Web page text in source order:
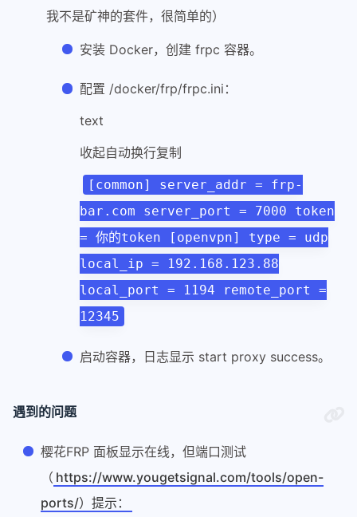
我不是矿神的套件，很简单的）
安装 Docker，创建 frpc 容器。
配置 /docker/frp/frpc.ini：
text
收起自动换行复制
[common] server_addr = frp-
bar.com server_port = 7000 token
= 你的token [openvpn] type = udp
local_ip = 192.168.123.88
local_port = 1194 remote_port =
12345
启动容器，日志显示 start proxy success。
遇到的问题
樱花FRP 面板显示在线，但端口测试
（ https://www.yougetsignal.com/tools/open-
ports/）提示：